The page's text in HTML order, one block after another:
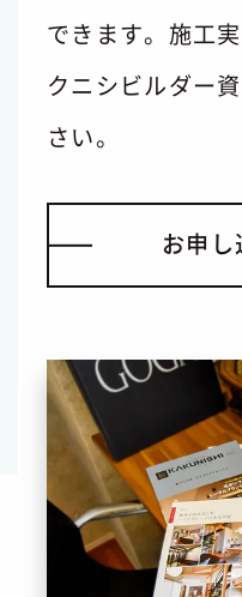
できます。施工
クニシビルダー
さい。
お申 し